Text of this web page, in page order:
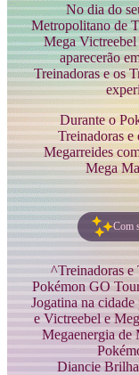
No dia do
Metropolitano de
Mega Victreebel
aparecerão
Treinadoras e os
Durante o
Treinadoras e
Megarreides
Mega
Com
^Treinadoras e
Pokémon GO
Jogatina na
e Victreebel e
Megaenergia de
Diancie